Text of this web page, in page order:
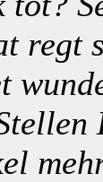
regt